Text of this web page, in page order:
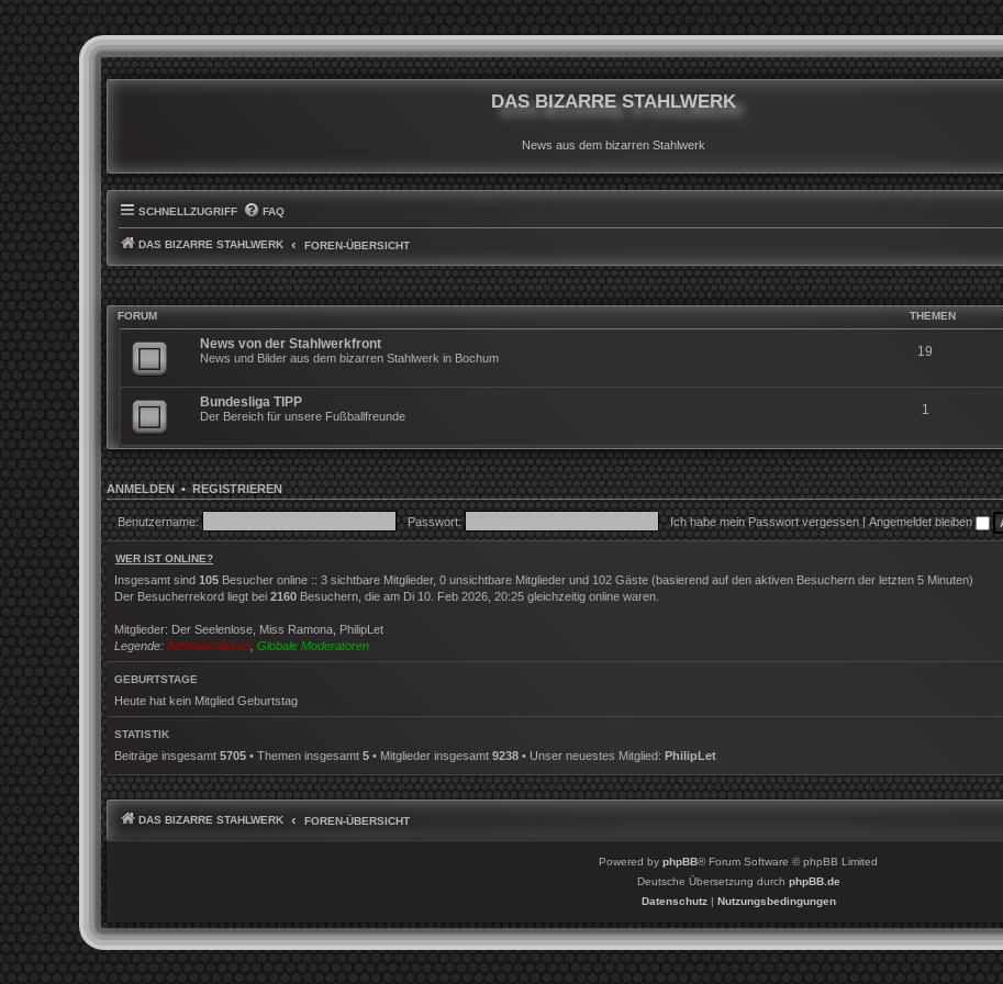
DAS BIZARRE STAHLWERK
News aus dem bizarren Stahlwerk
SCHNELLZUGRIFF FAQ
DAS BIZARRE STAHLWERK FOREN-ÜBERSICHT
FORUM
THEMEN
News von der Stahlwerkfront
News und Bilder aus dem bizarren Stahlwerk in Bochum 19
Bundesliga TIPP
Der Bereich für unsere Fußballfreunde 1
ANMELDEN•REGISTRIEREN
Benutzername: Passwort: Ich habe mein Passwort vergessen | Angemeldet bleiben
WER IST ONLINE?
Insgesamt sind 105 Besucher online :: 3 sichtbare Mitglieder, 0 unsichtbare Mitglieder und 102 Gäste (basierend auf den aktiven Besuchern der letzten 5 Minuten)
Der Besucherrekord liegt bei 2160 Besuchern, die am Di 10. Feb 2026, 20:25 gleichzeitig online waren.
Mitglieder: Der Seelenlose Miss Ramona PhilipLet
Legende: Administratoren Globale Moderatoren
GEBURTSTAGE
Heute hat kein Mitglied Geburtstag
STATISTIK
Beiträge insgesamt 5705 • Themen insgesamt 5 • Mitglieder insgesamt 9238 • Unser neuestes Mitglied: PhilipLet
DAS BIZARRE STAHLWERK FOREN-ÜBERSICHT
Powered by phpBB® Forum Software © phpBB Limited
Deutsche Übersetzung durch phpBB.de
Datenschutz| Nutzungsbedingungen